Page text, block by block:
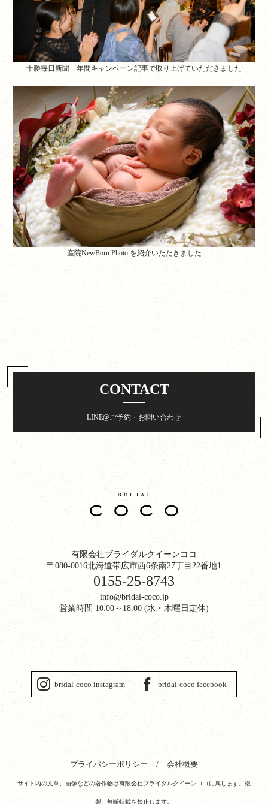
十勝毎日新聞 年間キャンペーン記事で取り上げていただきました
産院NewBorn Photo を紹介いただきました
CONTACT
LINE@ご予約・お問い合わせ
有限会社ブライダルクイーンココ
〒080-0016北海道帯広市西6条南27丁目22番地1
0155-25-8743
info@bridal-coco.jp
営業時間 10:00～18:00 (水・木曜日定休)
bridal-coco instagram bridal-coco facebook
プライバシーポリシー 会社概要
サイト内の文章、画像などの著作物は有限会社ブライダルクイーンココに属します。複
製、無断転載を禁止します。